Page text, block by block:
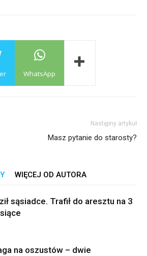
WhatsApp
Następny artykuł
Masz pytanie do starosty?
WIĘCEJ OD AUTORA
sąsiadce. Trafił do aresztu na 3
na oszustów – dwie